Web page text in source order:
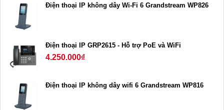
Điện thoại IP không dây Wi-Fi 6 Grandstream WP826
Điện thoại IP GRP2615 - Hỗ trợ PoE và WiFi
4.250.000₫
Điện thoại IP không dây wifi 6 Grandstream WP816